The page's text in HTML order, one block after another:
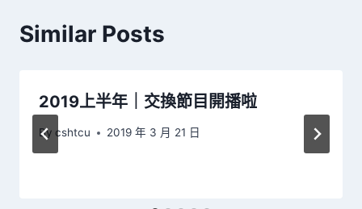
Similar Posts
2019上半年｜交換節目開播啦
By cshtcu 2019 年 3 月 21 日